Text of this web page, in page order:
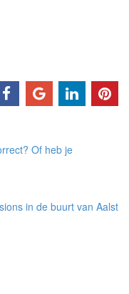
Of heb je
in de buurt van Aalst